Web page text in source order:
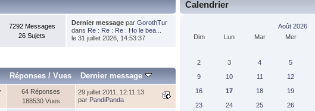
7292 Messages
26 Sujets
Dernier messagepar GorothTur
dans Re : Re : Re : Ho le bea...
le 31 juillet 2026, 14:53:37
Réponses /Vues Dernier message
64 Réponses
188530 Vues
29 juillet 2011, 12:11:13
par PandiPanda
Calendrier
Août 2026
Dim
Lun Mar Mer
2
3 4 5
9
10 11 12
16
17 18 19
23
24 25 26